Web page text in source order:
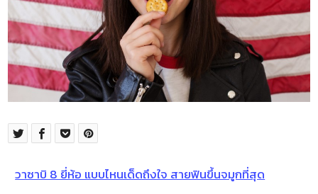
วาซาบิ 8 ยี่ห้อ แบบไหนเด็ดถึงใจ สายฟินขึ้นจมูกที่สุด